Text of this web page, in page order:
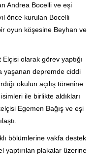
Andrea Bocelli ve eşi
önce kurulan Bocelli
oyun köşesine Beyhan ve
olarak görev yaptığı
yaşanan depremde ciddi
okulun açılış törenine
ile birlikte aldıkları
Egemen Bağış ve eşi
bölümlerine vakfa destek
yaptırılan plakalar üzerine